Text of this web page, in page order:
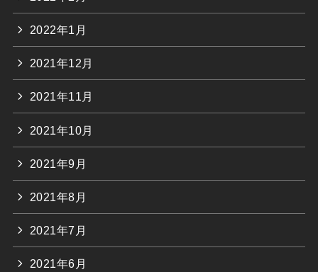
2022年1月
2021年12月
2021年11月
2021年10月
2021年9月
2021年8月
2021年7月
2021年6月